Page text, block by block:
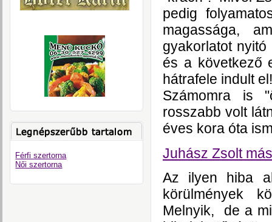
Férfi szertorna
Női szertorna
pedig
magassága,
gyakorlatot
és a következő
hátrafele indult el!
Számomra is
rosszabb volt
éves kora óta
Juhász Zsolt
Az ilyen hiba
körülmények
Melnyik, de a